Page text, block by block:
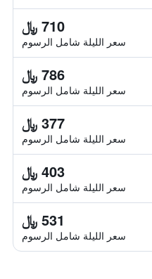
710 ﷼
سعر الليلة شامل الرسوم
786 ﷼
سعر الليلة شامل الرسوم
377 ﷼
سعر الليلة شامل الرسوم
403 ﷼
سعر الليلة شامل الرسوم
531 ﷼
سعر الليلة شامل الرسوم